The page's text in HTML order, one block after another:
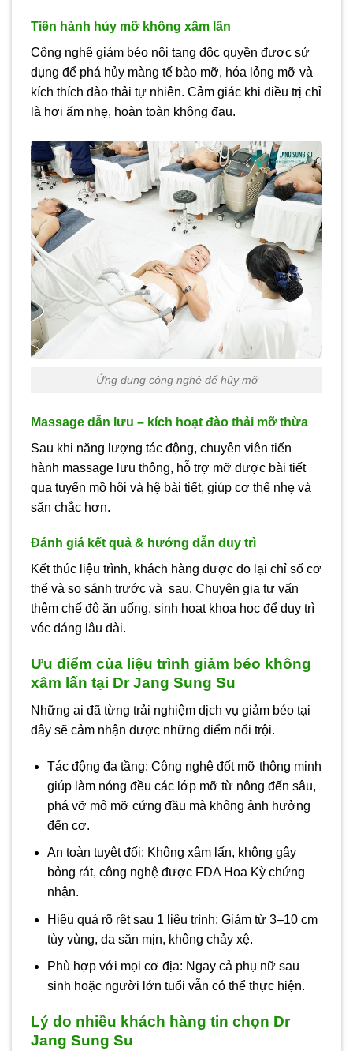
Tiến hành hủy mỡ không xâm lấn
Công nghệ giảm béo nội tạng độc quyền được sử
dụng để phá hủy màng tế bào mỡ, hóa lỏng mỡ và
kích thích đào thải tự nhiên. Cảm giác khi điều trị chỉ
là hơi ấm nhẹ, hoàn toàn không đau.
Ứng dụng công nghệ để hủy mỡ
Massage dẫn lưu – kích hoạt đào thải mỡ thừa
Sau khi năng lượng tác động, chuyên viên tiến
hành massage lưu thông, hỗ trợ mỡ được bài tiết
qua tuyến mồ hôi và hệ bài tiết, giúp cơ thể nhẹ và
săn chắc hơn.
Đánh giá kết quả & hướng dẫn duy trì
Kết thúc liệu trình, khách hàng được đo lại chỉ số cơ
thể và so sánh trước và sau. Chuyên gia tư vấn
thêm chế độ ăn uống, sinh hoạt khoa học để duy trì
vóc dáng lâu dài.
Ưu điểm của liệu trình giảm béo không
xâm lấn tại Dr Jang Sung Su
Những ai đã từng trải nghiệm dịch vụ giảm béo tại
đây sẽ cảm nhận được những điểm nổi trội.
Tác động đa tầng: Công nghệ đốt mỡ thông minh
giúp làm nóng đều các lớp mỡ từ nông đến sâu,
phá vỡ mô mỡ cứng đầu mà không ảnh hưởng
đến cơ.
An toàn tuyệt đối: Không xâm lấn, không gây
bỏng rát, công nghệ được FDA Hoa Kỳ chứng
nhận.
Hiệu quả rõ rệt sau 1 liệu trình: Giảm từ 3–10 cm
tùy vùng, da săn mịn, không chảy xệ.
Phù hợp với mọi cơ địa: Ngay cả phụ nữ sau
sinh hoặc người lớn tuổi vẫn có thể thực hiện.
Lý do nhiều khách hàng tin chọn Dr
Jang Sung Su